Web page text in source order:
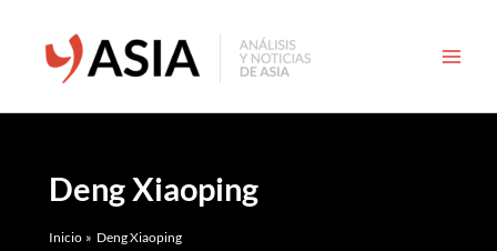
contenido
Deng Xiaoping
Inicio Deng Xiaoping